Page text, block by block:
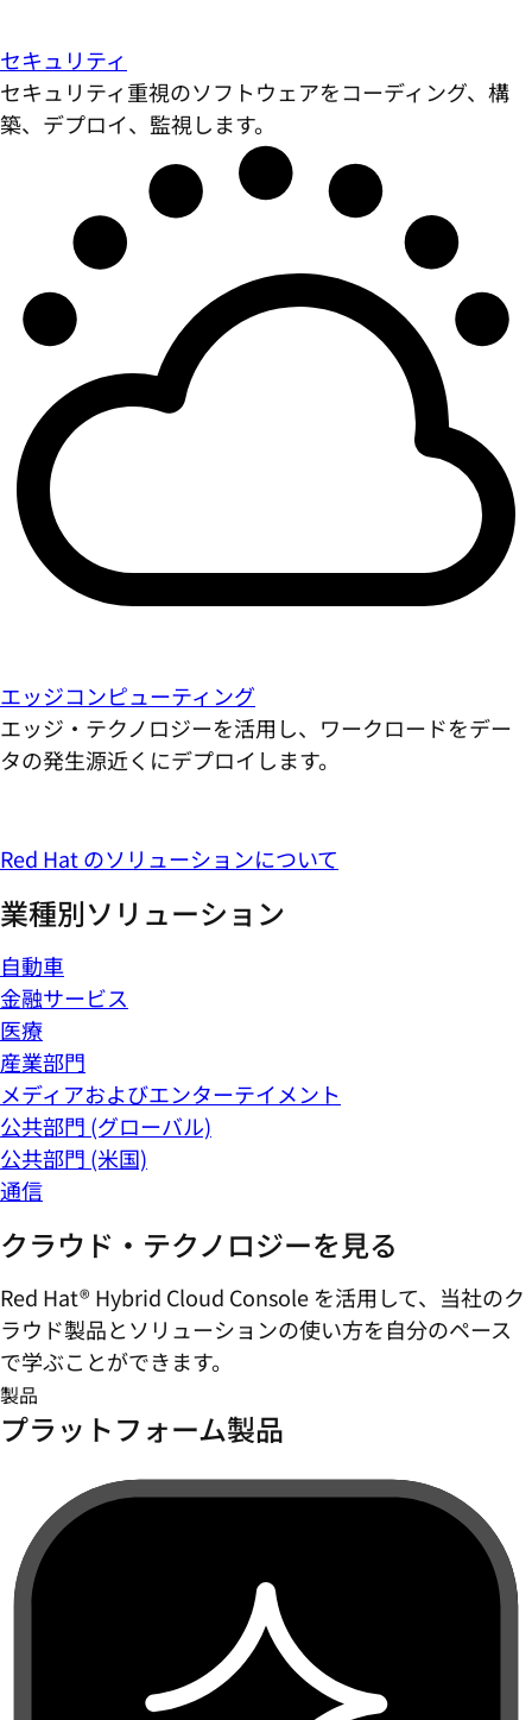
セキュリティ
セキュリティ重視のソフトウェアをコーディング、構
築、デプロイ、監視します。
エッジコンピューティング
エッジ・テクノロジーを活用し、ワークロードをデー
タの発生源近くにデプロイします。
Red Hat のソリューションについて
業種別ソリューション
自動車
金融サービス
医療
産業部門
メディアおよびエンターテイメント
公共部門 (グローバル)
公共部門 (米国)
通信
クラウド・テクノロジーを見る
Red Hat® Hybrid Cloud Console を活用して、当社のク
ラウド製品とソリューションの使い方を自分のペース
で学ぶことができます。
製品
プラットフォーム製品